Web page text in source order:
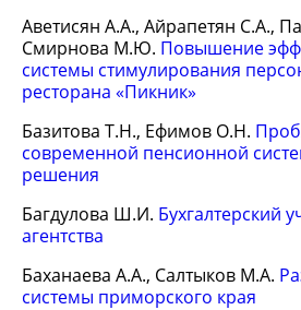
Аветисян А.А., Айрапетян С.А.,
Смирнова М.Ю. Повышение
системы стимулирования
ресторана «Пикник»
Базитова Т.Н., Ефимов О.Н.
современной пенсионной
решения
Багдулова Ш.И. Бухгалтерский
агентства
Баханаева А.А., Салтыков М.А.
системы приморского края